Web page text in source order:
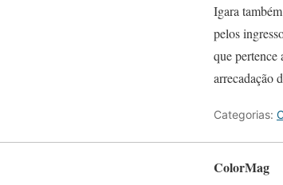
Igara
pelos
que pertence
arrecadação
Categorias:
ColorMag